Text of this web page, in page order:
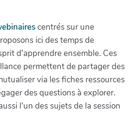
centrés sur une
ici des temps de
d'apprendre ensemble. Ces
permettent de partager des
via les fiches ressources
des questions à explorer.
l'un des sujets de la session